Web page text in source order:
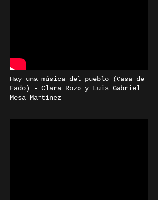
Hay una música del pueblo (Casa de
Fado) - Clara Rozo y Luis Gabriel
Mesa Martínez